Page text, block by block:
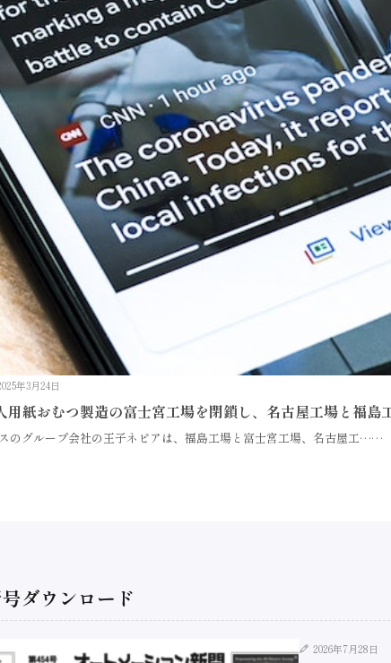
年3月24日
用紙おむつ製造の富士宮工場を閉鎖し、名古屋工場と福島
のグループ会社の王子ネピアは、福島工場と富士宮工場、名古屋工……
ダウンロード
2026年7月28日